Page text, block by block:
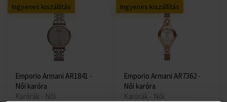
Ingyenes kiszállítás
Emporio Armani AR1841 -
Női karóra
Karórák - Női
Ingyenes kiszállítás
Emporio Armani AR7362 -
Női karóra
Karórák - Női